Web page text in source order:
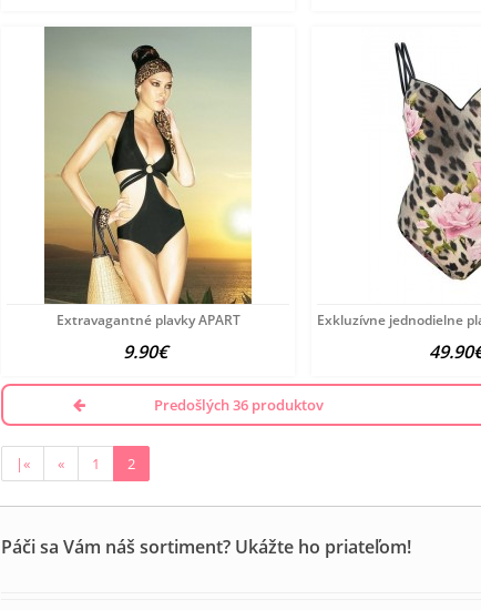
Extravagantné plavky APART
9.90€
Exkluzívne jednodielne
Predošlých 36 produktov
|« « 1 2
Páči sa Vám náš sortiment? Ukážte ho priateľom!